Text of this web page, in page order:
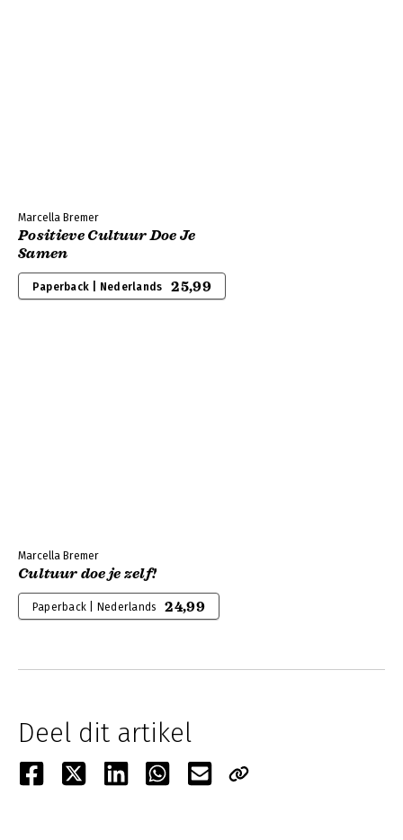
Marcella Bremer
Positieve Cultuur Doe Je
Samen
Paperback | Nederlands 25,99
Marcella Bremer
Cultuur doe je zelf!
Paperback | Nederlands 24,99
Deel dit artikel